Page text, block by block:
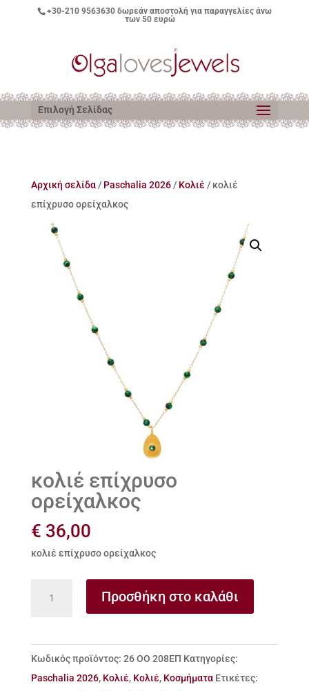
+30-210 9563630δωρεάν αποστολή για παραγγελίες άνω
των 50 ευρώ
Επιλογή Σελίδας
Αρχική σελίδα/ Paschalia 2026/ Κολιέ / κολιέ
επίχρυσο ορείχαλκος
κολιέ επίχρυσο
ορείχαλκος
€ 36,00
κολιέ επίχρυσο ορείχαλκος
ποσότητα
Προσθήκη στο καλάθι
Κωδικός προϊόντος: 26 ΟΟ 208ΕΠ Κατηγορίες:
Paschalia 2026, Κολιέ, Κολιέ, Κοσμήματα Ετικέτες: